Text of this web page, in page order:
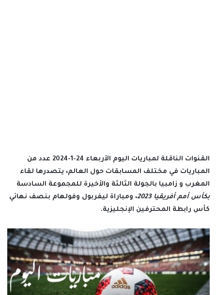
القنوات الناقلة لمباريات اليوم الأربعاء 24-1-2024 عدد من
المباريات في مختلف المسابقات حول العالم، يتصدرها لقاء
المغرب و زامبيا بالجولة الثالثة والأخيرة للمجموعة السادسة
بكأس أمم أفريقيا 2023
، ومباراة ليفربول وفولهام بنصف نهائي
كأس رابطة المحترفين الإنجليزية.